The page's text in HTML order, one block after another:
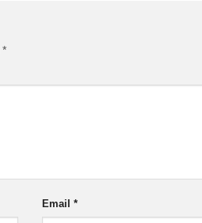
*
Email *